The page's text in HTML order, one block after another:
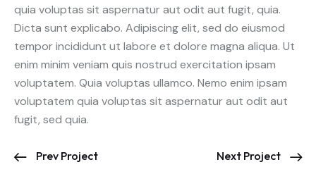
quia voluptas sit aspernatur aut odit aut fugit, quia.
Dicta sunt explicabo. Adipiscing elit, sed do eiusmod
tempor incididunt ut labore et dolore magna aliqua. Ut
enim minim veniam quis nostrud exercitation ipsam
voluptatem. Quia voluptas ullamco. Nemo enim ipsam
voluptatem quia voluptas sit aspernatur aut odit aut
fugit, sed quia.
Prev Project Next Project